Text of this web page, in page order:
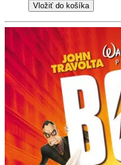
Vložiť do košíka